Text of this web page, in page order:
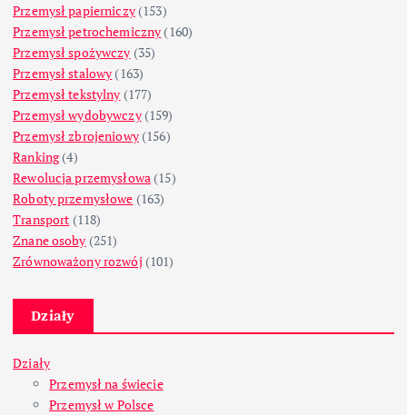
Przemysł papierniczy(153)
Przemysł petrochemiczny (160)
Przemysł spożywczy (35)
Przemysł stalowy (163)
Przemysł tekstylny (177)
Przemysł wydobywczy(159)
Przemysł zbrojeniowy(156)
Ranking(4)
Rewolucja przemysłowa (15)
Roboty przemysłowe (163)
Transport (118)
Znane osoby (251)
Zrównoważony rozwój (101)
Działy
Działy
Przemysł na świecie
Przemysł w Polsce